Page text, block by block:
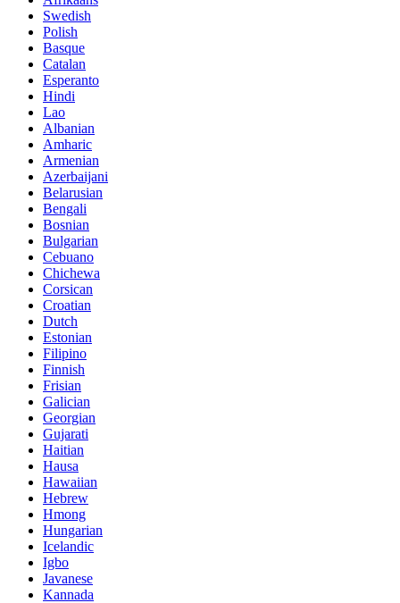
Swedish
Polish
Basque
Catalan
Esperanto
Hindi
Lao
Albanian
Amharic
Armenian
Azerbaijani
Belarusian
Bengali
Bosnian
Bulgarian
Cebuano
Chichewa
Corsican
Croatian
Dutch
Estonian
Filipino
Finnish
Frisian
Galician
Georgian
Gujarati
Haitian
Hausa
Hawaiian
Hebrew
Hmong
Hungarian
Icelandic
Igbo
Javanese
Kannada